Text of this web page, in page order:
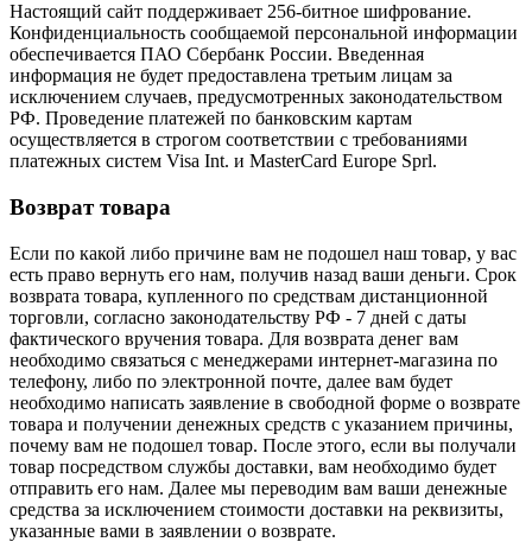
Настоящий сайт поддерживает 256-битное шифрование.
Конфиденциальность сообщаемой персональной информации
обеспечивается ПАО Сбербанк России. Введенная
информация не будет предоставлена третьим лицам за
исключением случаев, предусмотренных законодательством
РФ. Проведение платежей по банковским картам
осуществляется в строгом соответствии с требованиями
платежных систем Visa Int. и MasterCard Europe Sprl.
Возврат товара
Если по какой либо причине вам не подошел наш товар, у вас
есть право вернуть его нам, получив назад ваши деньги. Срок
возврата товара, купленного по средствам дистанционной
торговли, согласно законодательству РФ - 7 дней с даты
фактического вручения товара. Для возврата денег вам
необходимо связаться с менеджерами интернет-магазина по
телефону, либо по электронной почте, далее вам будет
необходимо написать заявление в свободной форме о возврате
товара и получении денежных средств с указанием причины,
почему вам не подошел товар. После этого, если вы получали
товар посредством службы доставки, вам необходимо будет
отправить его нам. Далее мы переводим вам ваши денежные
средства за исключением стоимости доставки на реквизиты,
указанные вами в заявлении о возврате.